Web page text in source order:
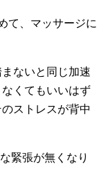
て、マッサージに
ないと同じ加速
くてもいいはず
ストレスが背中
緊張が無くなり